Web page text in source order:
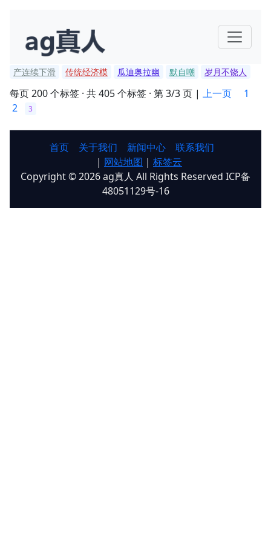
产连续下滑 传统经济模 瓜迪奥拉幽 默自嘲 岁月不饶人
每页 200 个标签 · 共 405 个标签 · 第 3/3 页 | 上一页
1
2
3
首页 关于我们 新闻中心
联系我们
| 网站地图 | 标签云
Copyright © 2026 ag真人 All Rights Reserved ICP备
48051129号-16